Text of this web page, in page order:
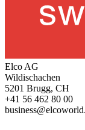
Elco AG
Wildischachen
5201 Brugg, CH
+41 56 462 80 00